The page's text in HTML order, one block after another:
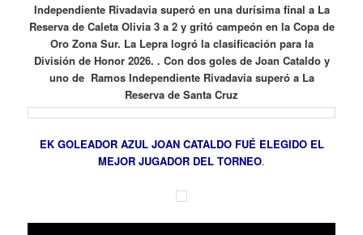
Independiente Rivadavia superó en una durísima final a La
Reserva de Caleta Olivia 3 a 2 y gritó campeón en la Copa de
Oro Zona Sur. La Lepra logró la clasificación para la
División de Honor 2026. . Con dos goles de Joan Cataldo y
uno de Ramos Independiente Rivadavia superó a La
Reserva de Santa Cruz
EK GOLEADOR AZUL JOAN CATALDO FUÉ ELEGIDO EL
MEJOR JUGADOR DEL TORNEO.